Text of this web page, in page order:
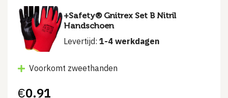
+Safety® Gnitrex Set B Nitril
Handschoen
Levertijd: 1-4 werkdagen
Voorkomt zweethanden
€0.91